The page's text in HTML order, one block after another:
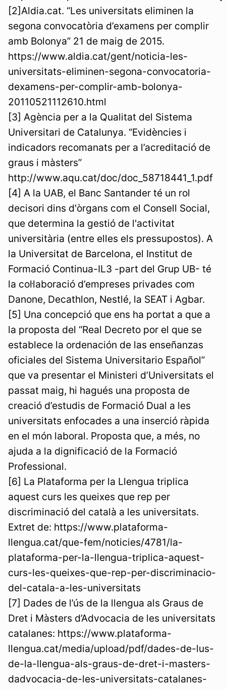
[2]Aldia.cat. “Les universitats eliminen la
segona convocatòria d’examens per complir
amb Bolonya” 21 de maig de 2015.
https://www.aldia.cat/gent/noticia-les-
universitats-eliminen-segona-convocatoria-
dexamens-per-complir-amb-bolonya-
20110521112610.html
[3] Agència per a la Qualitat del Sistema
Universitari de Catalunya. “Evidències i
indicadors recomanats per a l’acreditació de
graus i màsters”
http://www.aqu.cat/doc/doc_58718441_1.pdf
[4] A la UAB, el Banc Santander té un rol
decisori dins d'òrgans com el Consell Social,
que determina la gestió de l'activitat
universitària (entre elles els pressupostos). A
la Universitat de Barcelona, el Institut de
Formació Continua-IL3 -part del Grup UB- té
la col·laboració d’empreses privades com
Danone, Decathlon, Nestlé, la SEAT i Agbar.
[5] Una concepció que ens ha portat a que a
la proposta del “Real Decreto por el que se
establece la ordenación de las enseñanzas
oficiales del Sistema Universitario Español”
que va presentar el Ministeri d’Universitats el
passat maig, hi hagués una proposta de
creació d’estudis de Formació Dual a les
universitats enfocades a una inserció ràpida
en el món laboral. Proposta que, a més, no
ajuda a la dignificació de la Formació
Professional.
[6] La Plataforma per la Llengua triplica
aquest curs les queixes que rep per
discriminació del català a les universitats.
Extret de: https://www.plataforma-
llengua.cat/que-fem/noticies/4781/la-
plataforma-per-la-llengua-triplica-aquest-
curs-les-queixes-que-rep-per-discriminacio-
del-catala-a-les-universitats
[7] Dades de l’ús de la llengua als Graus de
Dret i Màsters d’Advocacia de les universitats
catalanes: https://www.plataforma-
llengua.cat/media/upload/pdf/dades-de-lus-
de-la-llengua-als-graus-de-dret-i-masters-
dadvocacia-de-les-universitats-catalanes-